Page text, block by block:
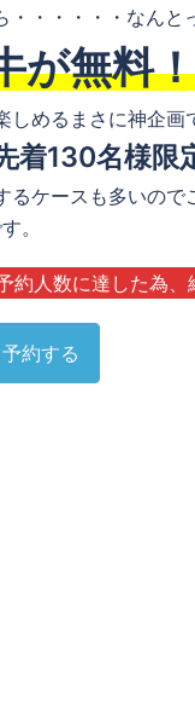
・・・・・・なんと
が無料
めるまさに神企画
着130名様限
ケースも多いので
。
人数に達した為、
約する